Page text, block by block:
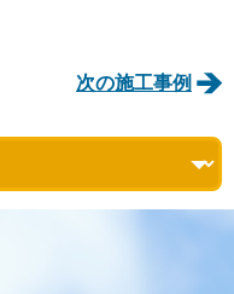
次の施工事例